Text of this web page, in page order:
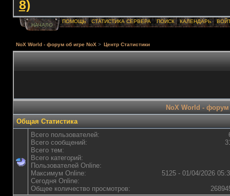
8)
НАЧАЛО
ПОМОЩЬ СТАТИСТИКА СЕРВЕРА ПОИСК КАЛЕНДАРЬ
NoX World - форум об игре NoX > Центр Статистики
NoX World - форум
Общая Статистика
Всего пользователей:
Всего сообщений:
Всего тем:
Всего категорий:
Пользователей Online:
Максимум Online:
5125 - 01/04/2026
Сегодня Online:
Общее количество просмотров: